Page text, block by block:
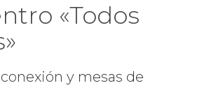
«Todos
y mesas de